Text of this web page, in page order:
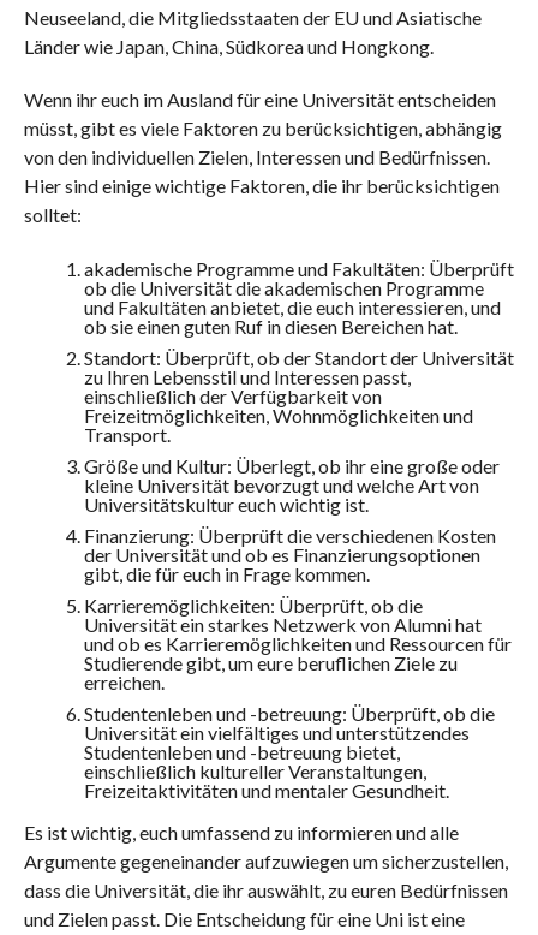
Neuseeland, die Mitgliedsstaaten der EU und Asiatische
Länder wie Japan, China, Südkorea und Hongkong.
Wenn ihr euch im Ausland für eine Universität entscheiden
müsst, gibt es viele Faktoren zu berücksichtigen, abhängig
von den individuellen Zielen, Interessen und Bedürfnissen.
Hier sind einige wichtige Faktoren, die ihr berücksichtigen
solltet:
akademische Programme und Fakultäten: Überprüft
ob die Universität die akademischen Programme
und Fakultäten anbietet, die euch interessieren, und
ob sie einen guten Ruf in diesen Bereichen hat.
Standort: Überprüft, ob der Standort der Universität
zu Ihren Lebensstil und Interessen passt,
einschließlich der Verfügbarkeit von
Freizeitmöglichkeiten, Wohnmöglichkeiten und
Transport.
Größe und Kultur: Überlegt, ob ihr eine große oder
kleine Universität bevorzugt und welche Art von
Universitätskultur euch wichtig ist.
Finanzierung: Überprüft die verschiedenen Kosten
der Universität und ob es Finanzierungsoptionen
gibt, die für euch in Frage kommen.
Karrieremöglichkeiten: Überprüft, ob die
Universität ein starkes Netzwerk von Alumni hat
und ob es Karrieremöglichkeiten und Ressourcen für
Studierende gibt, um eure beruflichen Ziele zu
erreichen.
Studentenleben und -betreuung: Überprüft, ob die
Universität ein vielfältiges und unterstützendes
Studentenleben und -betreuung bietet,
einschließlich kultureller Veranstaltungen,
Freizeitaktivitäten und mentaler Gesundheit.
Es ist wichtig, euch umfassend zu informieren und alle
Argumente gegeneinander aufzuwiegen um sicherzustellen,
dass die Universität, die ihr auswählt, zu euren Bedürfnissen
und Zielen passt. Die Entscheidung für eine Uni ist eine